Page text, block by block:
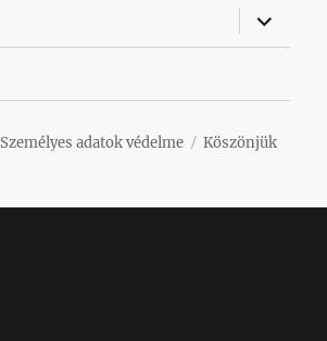
almenü
Személyes adatok védelme
Köszönjük